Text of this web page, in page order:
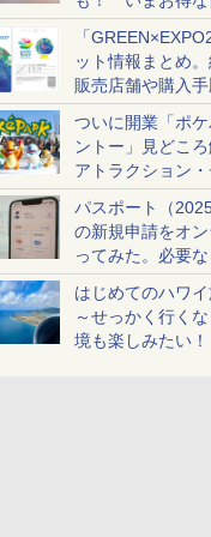
め
「
ット情報まとめ
販売店舗や購入手
ケットも解説
ついに開業「ポ
ントー」見どこ
アトラクション・
配・来場前に必
パスポート（2025
の新規申請をオ
ってみた。必要な
ホとマイナカー
はじめてのハワ
～せっかく行く
境も楽しみたい！